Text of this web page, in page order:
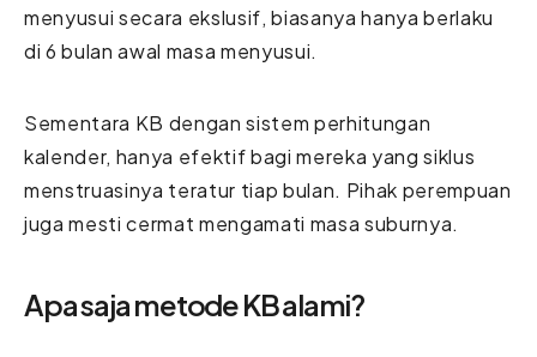
menyusui secara ekslusif, biasanya hanya berlaku
di 6 bulan awal masa menyusui.
Sementara KB dengan sistem perhitungan
kalender, hanya efektif bagi mereka yang siklus
menstruasinya teratur tiap bulan. Pihak perempuan
juga mesti cermat mengamati masa suburnya.
Apa saja metode KB alami?